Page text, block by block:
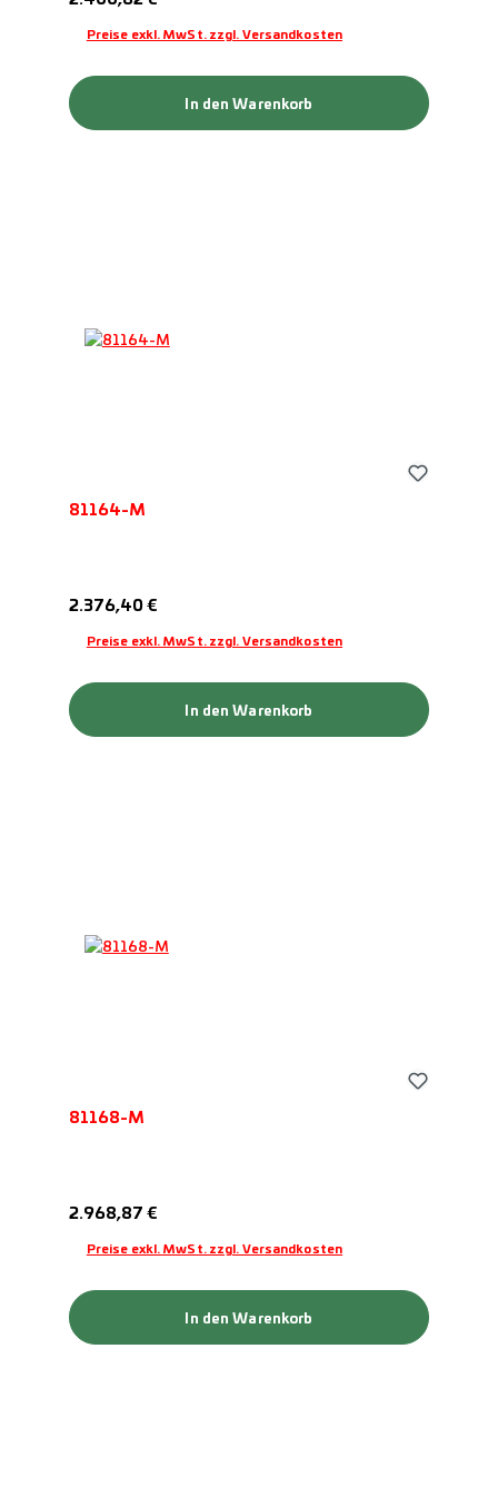
Preise exkl. MwSt. zzgl. Versandkosten
In den Warenkorb
81164-M
Regulärer Preis:
2.376,40 €
Preise exkl. MwSt. zzgl. Versandkosten
In den Warenkorb
81168-M
Regulärer Preis:
2.968,87 €
Preise exkl. MwSt. zzgl. Versandkosten
In den Warenkorb